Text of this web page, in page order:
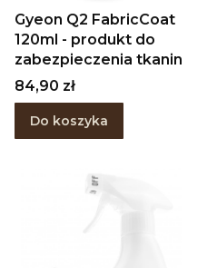
Gyeon Q2 FabricCoat
120ml - produkt do
zabezpieczenia tkanin
Cena
84,90 zł
Do koszyka